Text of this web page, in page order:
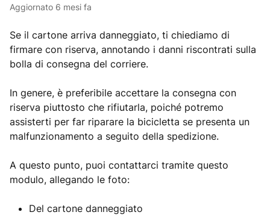
Aggiornato 6 mesi fa
Se il cartone arriva danneggiato, ti chiediamo di
firmare con riserva, annotando i danni riscontrati sulla
bolla di consegna del corriere.
In genere, è preferibile accettare la consegna con
riserva piuttosto che rifiutarla, poiché potremo
assisterti per far riparare la bicicletta se presenta un
malfunzionamento a seguito della spedizione.
A questo punto, puoi contattarci tramite questo
modulo, allegando le foto:
Del cartone danneggiato